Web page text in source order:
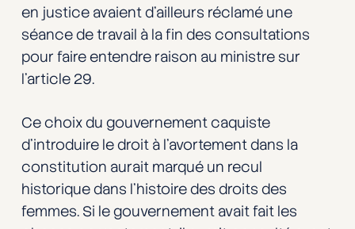
en justice avaient d’ailleurs réclamé une
séance de travail à la fin des consultations
pour faire entendre raison au ministre sur
l’article 29.
Ce choix du gouvernement caquiste
d’introduire le droit à l’avortement dans la
constitution aurait marqué un recul
historique dans l’histoire des droits des
femmes. Si le gouvernement avait fait les